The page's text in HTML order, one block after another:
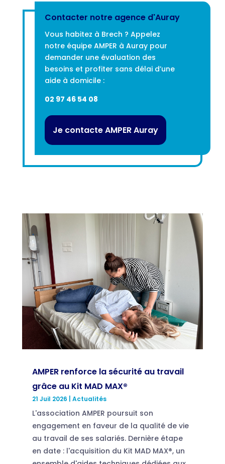
Contacter notre agence d'Auray
Vous habitez à Brech ? Appelez
notre équipe AMPER à Auray pour
demander une évaluation des
besoins et profiter sans délai d’une
aide à domicile :
02 97 46 54 08
Je contacte AMPER Auray
AMPER renforce la sécurité au travail
grâce au Kit MAD MAX®
21 Juil 2026 Actualités
L'association AMPER poursuit son
engagement en faveur de la qualité de vie
au travail de ses salariés. Dernière étape
en date : l'acquisition du Kit MAD MAX®, un